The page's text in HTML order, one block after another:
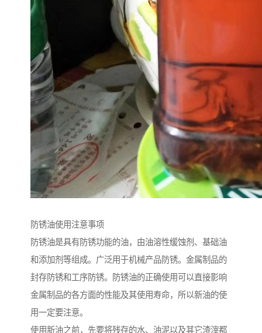
防锈油使用注意事项
防锈油是具有防锈功能的油，由油溶性缓蚀剂、基础油
和添加剂等组成。广泛用于机械产品防锈。金属制品的
封存防锈和工序防锈。防锈油的正确使用可以直接影响
金属制品的各方面的性能及其使用寿命，所以新油的使
用一定要注意。
使用新油之前，先要将残存的水、油泥以及其它渣滓都